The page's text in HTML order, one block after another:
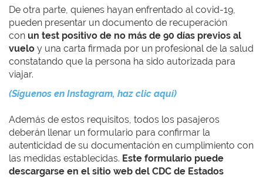
De otra parte, quienes hayan enfrentado al covid-19,
pueden presentar un documento de recuperación
con un test positivo de no más de 90 días previos al
vuelo y una carta firmada por un profesional de la salud
constatando que la persona ha sido autorizada para
viajar.
(Síguenos en Instagram, haz clic aquí)
Además de estos requisitos, todos los pasajeros
deberán llenar un formulario para confirmar la
autenticidad de su documentación en cumplimiento con
las medidas establecidas. Este formulario puede
descargarse en el sitio web del CDC de Estados